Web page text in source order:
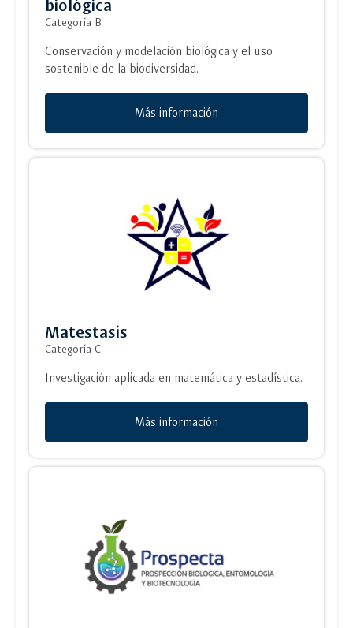
biológica
Categoría B
Conservación y modelación biológica y el uso
sostenible de la biodiversidad.
Más información
Matestasis
Categoría C
Investigación aplicada en matemática y estadística.
Más información